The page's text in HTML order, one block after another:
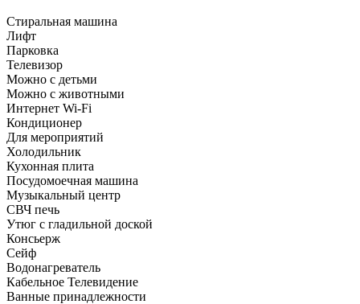
Стиральная машина
Лифт
Парковка
Телевизор
Можно с детьми
Можно с животными
Интернет Wi-Fi
Кондиционер
Для мероприятий
Холодильник
Кухонная плита
Посудомоечная машина
Музыкальный центр
СВЧ печь
Утюг с гладильной доской
Консьерж
Сейф
Водонагреватель
Кабельное Телевидение
Ванные принадлежности